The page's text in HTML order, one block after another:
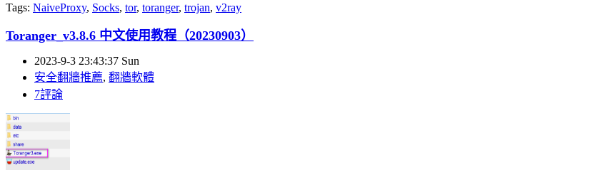
Tags: NaiveProxy, Socks, tor, toranger, trojan, v2ray
Toranger_v3.8.6 中文使用教程（20230903）
2023-9-3 23:43:37 Sun
安全翻牆推薦, 翻牆軟體
7評論